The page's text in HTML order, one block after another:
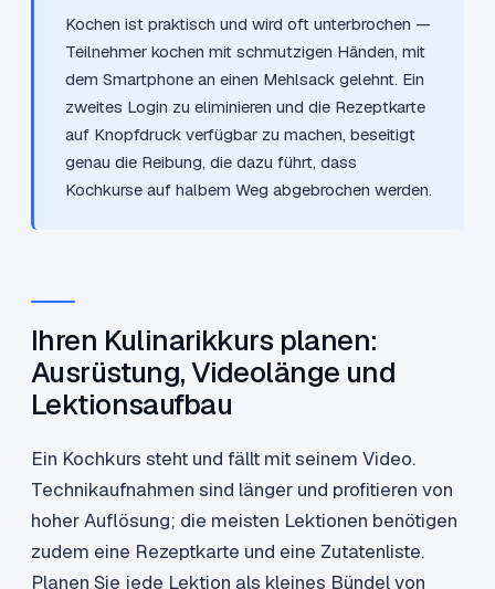
Kochen ist praktisch und wird oft unterbrochen —
Teilnehmer kochen mit schmutzigen Händen, mit
dem Smartphone an einen Mehlsack gelehnt. Ein
zweites Login zu eliminieren und die Rezeptkarte
auf Knopfdruck verfügbar zu machen, beseitigt
genau die Reibung, die dazu führt, dass
Kochkurse auf halbem Weg abgebrochen werden.
Ihren Kulinarikkurs planen:
Ausrüstung, Videolänge und
Lektionsaufbau
Ein Kochkurs steht und fällt mit seinem Video.
Technikaufnahmen sind länger und profitieren von
hoher Auflösung; die meisten Lektionen benötigen
zudem eine Rezeptkarte und eine Zutatenliste.
Planen Sie jede Lektion als kleines Bündel von